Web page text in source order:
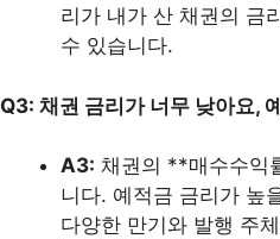
리가 내가 산 채권의 금
수 있습니다.
Q3: 채권 금리가 너무 낮아요,
A3: 채권의 **매수수익
니다. 예적금 금리가 높
다양한 만기와 발행 주